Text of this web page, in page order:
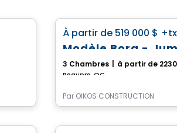
À partir de 519 000 $ +tx
Modèle Bora -
3 Chambres à partir de
Beaupre, QC
Par OIKOS CONSTRUCTION
Maison